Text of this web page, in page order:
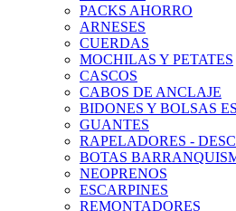
PACKS AHORRO
ARNESES
CUERDAS
MOCHILAS Y PETATES
CASCOS
CABOS DE ANCLAJE
BIDONES Y BOLSAS
GUANTES
RAPELADORES -
BOTAS
NEOPRENOS
ESCARPINES
REMONTADORES